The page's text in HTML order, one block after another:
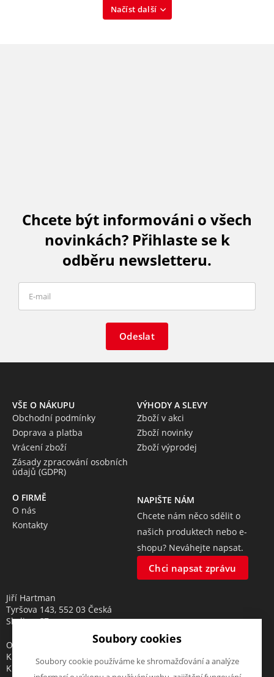
Načíst další
Chcete být informováni o všech
novinkách? Přihlaste se k
odběru newsletteru.
Odeslat
VŠE O NÁKUPU
Obchodní podmínky
Doprava a platba
Vrácení zboží
Zásady zpracování osobních
údajů (GDPR)
VÝHODY A SLEVY
Zboží v akci
Zboží novinky
Zboží výprodej
O FIRMĚ
O nás
Kontakty
NAPIŠTE NÁM
Chcete nám něco sdělit o
našich produktech nebo e-
shopu? Neváhejte napsat.
Chci napsat zprávu
Jiří Hartman
Tyršova 143, 552 03 Česká
Skalice, CZ
Obchodní rejstřík vedený u
Krajského soudu v Hradci
Králové, oddíl A, vložka 18553
Soubory cookies
Soubory cookie používáme ke shromažďování a analýze